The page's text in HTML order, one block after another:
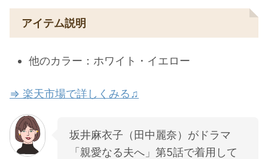
アイテム説明
他のカラー：ホワイト・イエロー
⇒ 楽天市場で詳しくみる♫
坂井麻衣子（田中麗奈）がドラマ
「親愛なる夫へ」第5話で着用して